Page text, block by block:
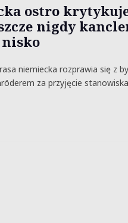
ostro
nigdy
nisko
niemiecka rozprawia się z
za przyjęcie